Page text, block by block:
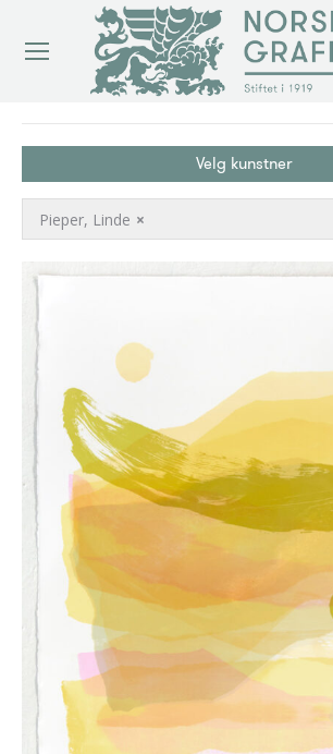
Velg kunstner
×
Pieper, Linde